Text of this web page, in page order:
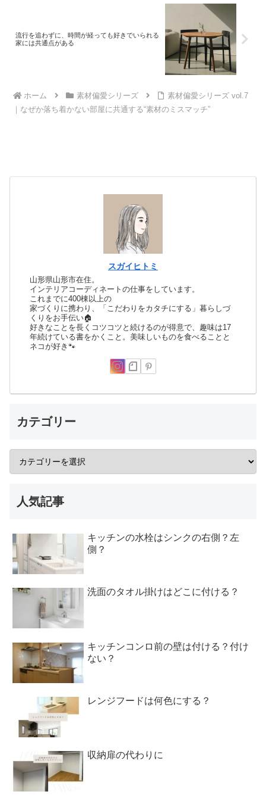
流行を追わずに、時間が経っても好きでいられる
家には共通点がある
ホーム 素材偏愛シリーズ
素材偏愛シリーズ vol.7
｜なぜか落ち着かない部屋に共通する“素材のミスマッチ”
スガイヒトミ
山形県山形市在住。
インテリアコーディネートの仕事をしています。
これまでに400棟以上の
家づくりに携わり、「こだわりをカタチにする」暮らしづ
くりをお手伝い🏠
好きなことを長くコツコツと続けるのが得意で、趣味は17
年続けている書をかくこと。美味しいものを食べることと
ネコが好き🐾
カテゴリー
人気記事
キッチンの水栓はシンクの右側？左
側？
洗面のタオル掛けはどこに付ける？
キッチンコンロ前の壁は付ける？付け
ない？
レンジフードは何色にする？
収納扉の代わりに